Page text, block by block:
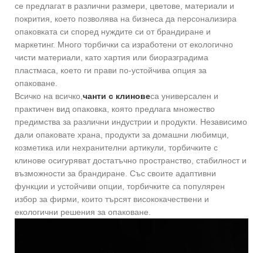
се предлагат в различни размери, цветове, материали и
покрития, което позволява на бизнеса да персонализира
опаковката си според нуждите си от брандиране и
маркетинг. Много торбички са изработени от екологично
чисти материали, като хартия или биоразградима
пластмаса, което ги прави по-устойчива опция за
опаковане.
Всичко на всичко, чанти с клиновеса универсален и
практичен вид опаковка, която предлага множество
предимства за различни индустрии и продукти. Независимо
дали опаковате храна, продукти за домашни любимци,
козметика или нехранителни артикули, торбичките с
клинове осигуряват достатъчно пространство, стабилност и
възможности за брандиране. Със своите адаптивни
функции и устойчиви опции, торбичките са популярен
избор за фирми, които търсят висококачествени и
екологични решения за опаковане.